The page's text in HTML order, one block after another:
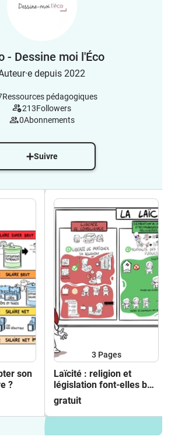
- Dessine moi l'Éco
depuis 2022
Ressources pédagogiques
213Followers
0Abonnements
Suivre
son
?
3 Pages
Laïcité : religion et
législation font-elles bon
ménage ?
gratuit